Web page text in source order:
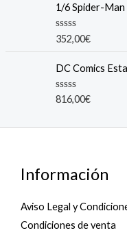
0
o
u
t
5
1/6 Spider-Man
R
e
0
o
u
352,00€
DC Comics
R
e
t
5
816,00€
Información
Aviso Legal y
Condiciones de venta